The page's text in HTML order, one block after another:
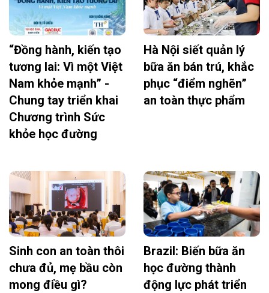
“Đồng hành, kiến tạo
tương lai: Vì một Việt
Nam khỏe mạnh” -
Chung tay triển khai
Chương trình Sức
khỏe học đường
Hà Nội siết quản lý
bữa ăn bán trú, khắc
phục “điểm nghẽn”
an toàn thực phẩm
Sinh con an toàn thôi
chưa đủ, mẹ bầu còn
mong điều gì?
Brazil: Biến bữa ăn
học đường thành
động lực phát triển